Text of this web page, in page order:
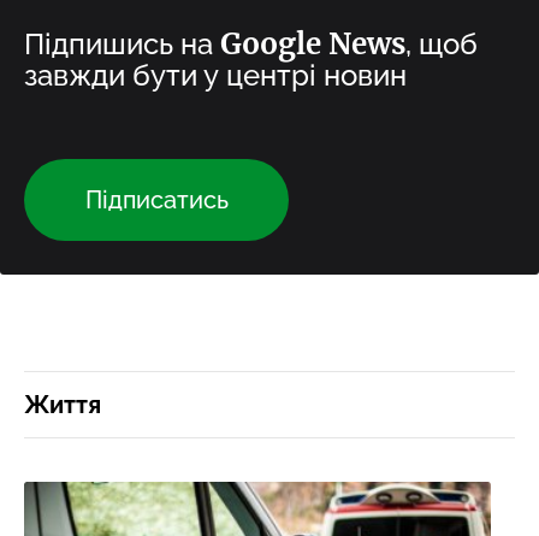
Підпишись на Google News, щоб
завжди бути у центрі новин
Підписатись
Життя